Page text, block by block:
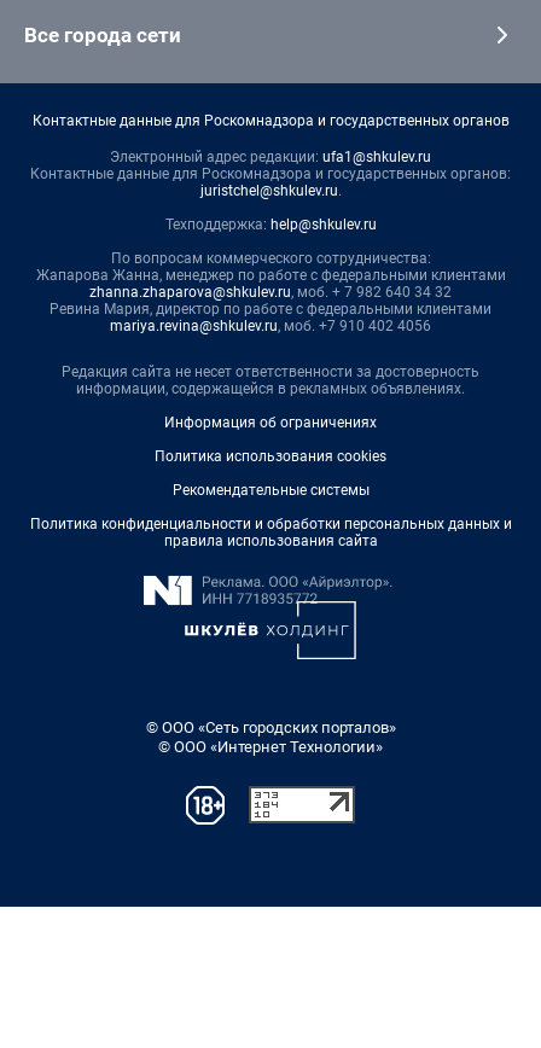
Все города сети
Контактные данные для Роскомнадзора и государственных органов
Электронный адрес редакции: ufa1@shkulev.ru
Контактные данные для Роскомнадзора и государственных органов:
juristchel@shkulev.ru.
Техподдержка: help@shkulev.ru
По вопросам коммерческого сотрудничества:
Жапарова Жанна, менеджер по работе с федеральными клиентами
zhanna.zhaparova@shkulev.ru, моб. + 7 982 640 34 32
Ревина Мария, директор по работе с федеральными клиентами
mariya.revina@shkulev.ru, моб. +7 910 402 4056
Редакция сайта не несет ответственности за достоверность
информации, содержащейся в рекламных объявлениях.
Информация об ограничениях
Политика использования cookies
Рекомендательные системы
Политика конфиденциальности и обработки персональных данных и
правила использования сайта
© ООО «Сеть городских порталов»
© ООО «Интернет Технологии»